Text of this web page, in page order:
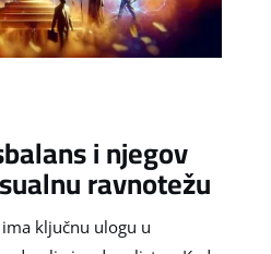
i njegov
ravnotežu
ključnu ulogu u